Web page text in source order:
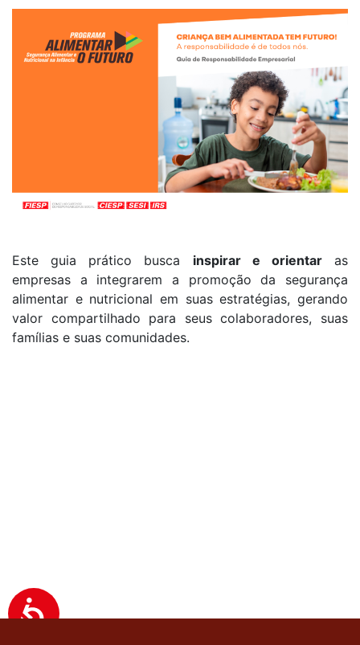
Este guia prático busca inspirar e orientaras
empresas a integrarem a promoção da segurança
alimentar e nutricional em suas estratégias, gerando
valor compartilhado para seus colaboradores, suas
famílias e suas comunidades.